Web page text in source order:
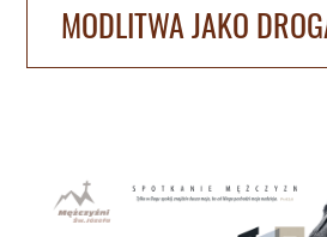
MODLITWA JAKO